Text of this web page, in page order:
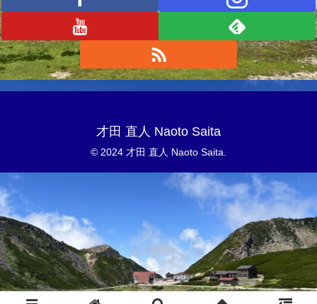
才田 直人 Naoto Saita
© 2024 才田 直人 Naoto Saita.